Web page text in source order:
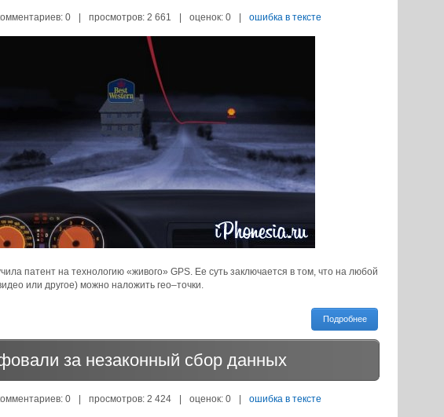
0 | просмотров: 2 661 | оценок: 0 | ошибка в тексте
патент на технологию «живого» GPS. Ее суть заключается в том, что на любой
или другое) можно наложить гео–точки.
Подробнее
за незаконный сбор данных
0 | просмотров: 2 424 | оценок: 0 | ошибка в тексте